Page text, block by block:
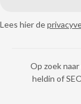
Lees hier de
Op zoek
heldin of